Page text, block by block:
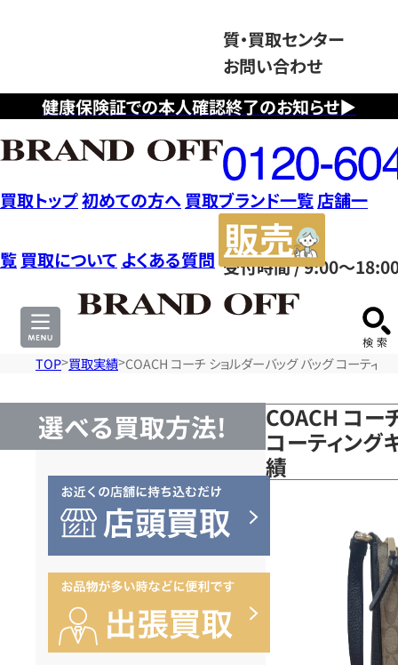
健康保険証での本人確認終了のお知らせ▶
質・買取センター
お問い合わせ
フ
リ
ー
ダ
イ
ヤ
ル
0120604117
受付時間 / 9:00～
買取トップ初めての方へ 買取ブランド一覧店舗一
覧 買取について よくある質問
サ
TOP 買取実績 COACH コーチ ショルダーバッグ バッグ コーティ
選べる買取方法!
COACH コー
コーティング
績